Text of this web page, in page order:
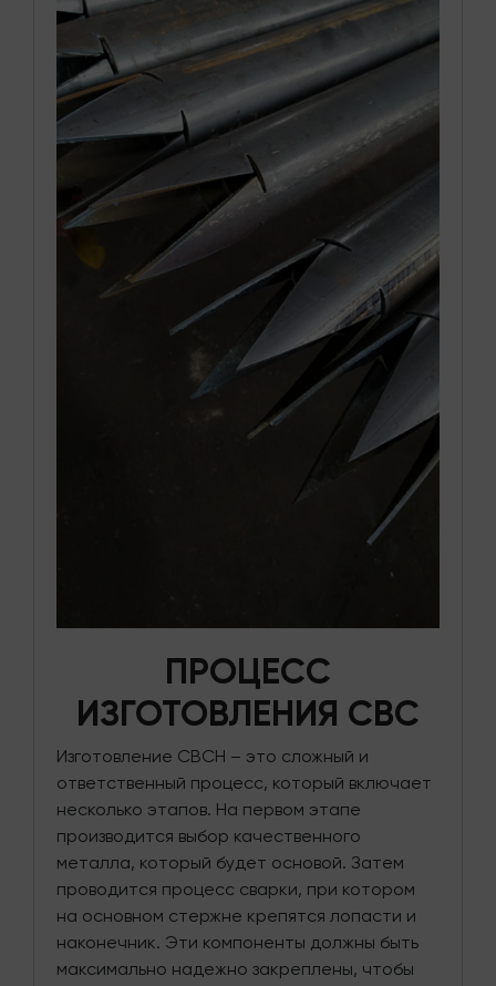
ПРОЦЕСС
ИЗГОТОВЛЕНИЯ СВС
Изготовление СВСН – это сложный и
ответственный процесс, который включает
несколько этапов. На первом этапе
производится выбор качественного
металла, который будет основой. Затем
проводится процесс сварки, при котором
на основном стержне крепятся лопасти и
наконечник. Эти компоненты должны быть
максимально надежно закреплены, чтобы